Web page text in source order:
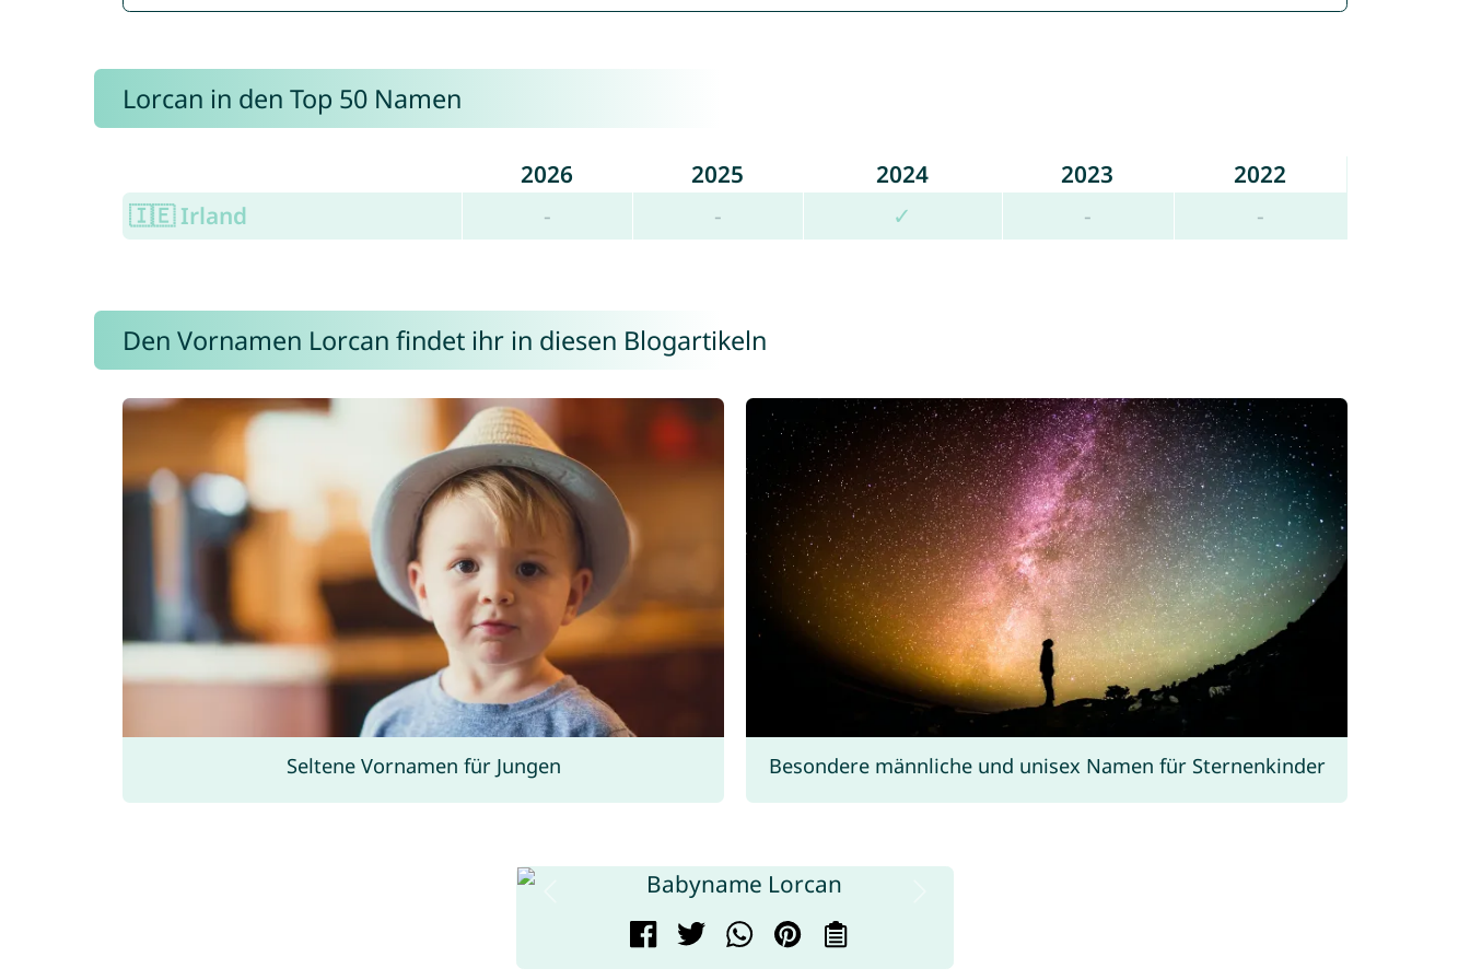
Lorcan in den Top 50 Namen
2026 2025 2024 2023
2022
🇮🇪 Irland
- - ✓ - -
Den Vornamen Lorcan findet ihr in diesen Blogartikeln
Seltene Vornamen für Jungen Besondere männliche und unisex Namen für Sternenkinder